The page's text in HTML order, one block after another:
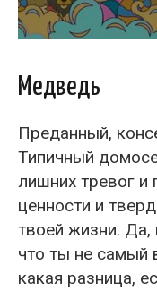
Медведь
Преданный,
Типичный
лишних тревог
ценности и
твоей жизни. Да,
что ты не самый
какая разница,